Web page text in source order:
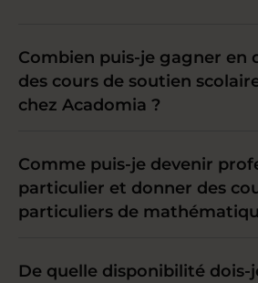
Combien puis-je gagner en
des cours de soutien
chez Acadomia ?
Comme puis-je devenir
particulier et donner des
particuliers de
De quelle disponibilité dois-